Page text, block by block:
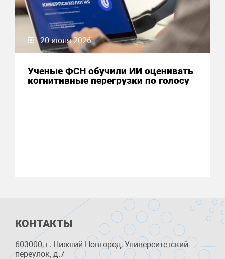
20 июля 2026
Ученые ФСН обучили ИИ оценивать
когнитивные перегрузки по голосу
КОНТАКТЫ
603000, г. Нижний Новгород, Университетский
переулок, д.7